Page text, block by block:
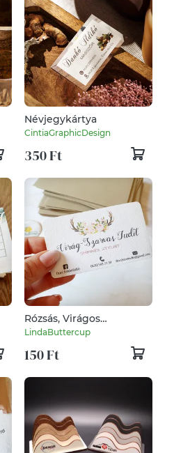
Névjegykártya
CintiaGraphicDesign
350 Ft
Rózsás, Virágos
Névjegykártya, EGY
OLDALAS, kozmetikus,
fodrász, körmös, pasztell,
rózsaszín
LindaButtercup
150 Ft